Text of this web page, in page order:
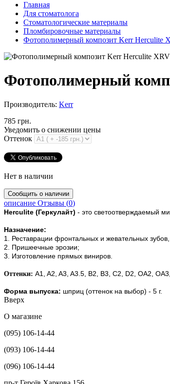
Главная
Для стоматолога
Стоматологические материалы
Пломбировочные материалы
Фотополимерный композит Kerr Herculite
Фотополимерный
Производитель: Kerr
785 грн.
Уведомить о снижении цены
Оттенок
Нет в наличии
описание Отзывы (0)
Herculite (Геркулайт) - это светоотверждаемый
Назначение:
1. Реставрации фронтальных и жевательных
2. Пришеечные эрозии;
3. Изготовление прямых виниров.
Оттенки: A1, A2, A3, A3.5, B2, B3, C2, D2, OA2,
Форма выпуска: шприц (оттенок на выбор) - 5 г.
Вверх
О магазине
(095) 106-14-44
(093) 106-14-44
(096) 106-14-44